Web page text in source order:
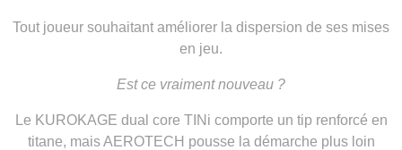
Tout joueur souhaitant améliorer la dispersion de ses mises
en jeu.
Est ce vraiment nouveau ?
Le KUROKAGE dual core TINi comporte un tip renforcé en
titane, mais AEROTECH pousse la démarche plus loin